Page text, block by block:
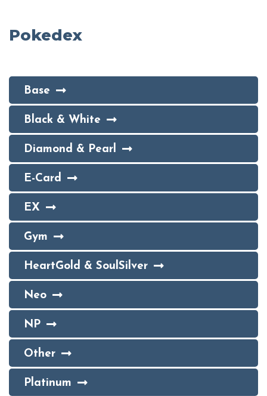
Pokedex
Base
Black & White
Diamond & Pearl
E-Card
EX
Gym
HeartGold & SoulSilver
Neo
NP
Other
Platinum